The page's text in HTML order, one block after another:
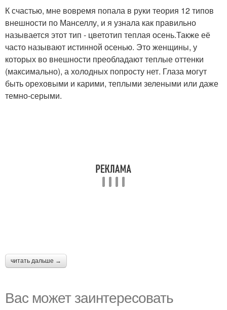
К счастью, мне вовремя попала в руки теория 12 типов
внешности по Манселлу, и я узнала как правильно
называется этот тип - цветотип теплая осень.Также её
часто называют истинной осенью. Это женщины, у
которых во внешности преобладают теплые оттенки
(максимально), а холодных попросту нет. Глаза могут
быть ореховыми и карими, теплыми зелеными или даже
темно-серыми.
читать дальше →
Вас может заинтересовать